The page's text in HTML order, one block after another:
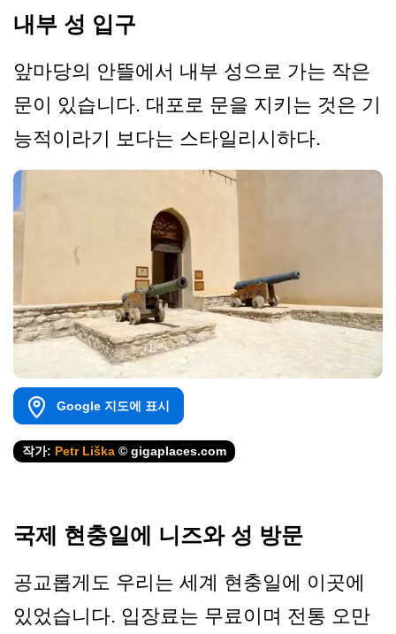
내부 성 입구
앞마당의 안뜰에서 내부 성으로 가는 작은
문이 있습니다. 대포로 문을 지키는 것은 기
능적이라기 보다는 스타일리시하다.
Google 지도에 표시
작가: Petr Liška © gigaplaces.com
국제 현충일에 니즈와 성 방문
공교롭게도 우리는 세계 현충일에 이곳에
있었습니다. 입장료는 무료이며 전통 오만